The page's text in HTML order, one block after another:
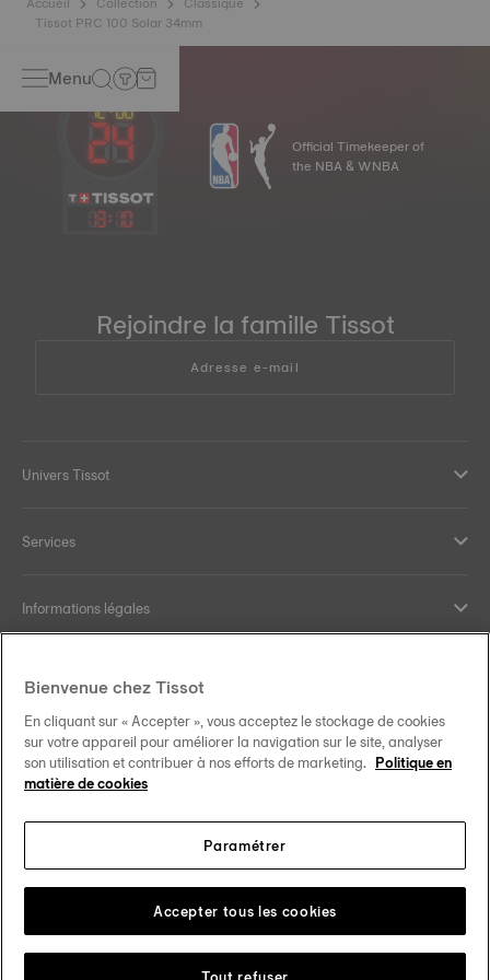
Tissot PRC 100 Solar 34mm
Menu
13: 10
Official Timekeeper of
the NBA & WNBA
Rejoindre la famille Tissot
Adresse e-mail
Univers Tissot
Services
Informations légales
Nos engagements
Suivez-nous sur les réseaux sociaux
Changer de pays Tissot Copyrights 2026
Bienvenue chez Tissot
En cliquant sur « Accepter », vous acceptez le stockage de cookies
sur votre appareil pour améliorer la navigation sur le site, analyser
son utilisation et contribuer à nos efforts de marketing. Politique en
matière de cookies
Paramétrer
Accepter tous les cookies